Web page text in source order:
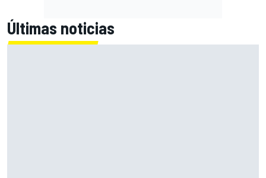
Últimas noticias